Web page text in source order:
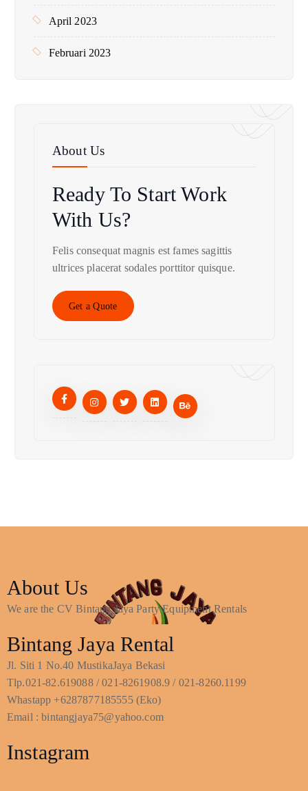
April 2023
Februari 2023
About Us
Ready To StartWork
With Us?
Felis consequat magnis est fames sagittis
ultrices placerat sodales porttitor quisque.
Get a Quote
About Us
We are the CV Bintang Jaya Party Equipment Rentals
Bintang Jaya Rental
Jl. Siti 1 No.40 MustikaJaya Bekasi
Tlp.021-82.619088 / 021-8261908.9 / 021-8260.1199
Whastapp +6287877185555 (Eko)
Email : bintangjaya75@yahoo.com
Instagram